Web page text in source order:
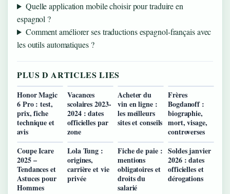
Quelle application mobile choisir pour traduire en
espagnol ?
Comment améliorer ses traductions espagnol-français avec
les outils automatiques ?
PLUS D ARTICLES LIES
Honor Magic
6 Pro : test,
prix, fiche
technique et
avis
Vacances
scolaires 2023-
2024 : dates
officielles par
zone
Acheter du
vin en ligne :
les meilleurs
sites et conseils
Frères
Bogdanoff :
biographie,
mort, visage,
controverses
Coupe Icare
2025 –
Tendances et
Astuces pour
Hommes
Lola Tung :
origines,
carrière et vie
privée
Fiche de paie :
mentions
obligatoires et
droits du
salarié
Soldes janvier
2026 : dates
officielles et
dérogations